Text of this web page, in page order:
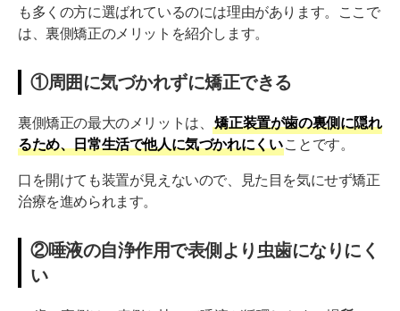
も多くの方に選ばれているのには理由があります。ここで
は、裏側矯正のメリットを紹介します。
①周囲に気づかれずに矯正できる
裏側矯正の最大のメリットは、
矯正装置が歯の裏側に隠れ
るため、日常生活で他人に気づかれにくい ことです。
口を開けても装置が見えないので、見た目を気にせず矯正
治療を進められます。
②唾液の自浄作用で表側より虫歯になりにく
い